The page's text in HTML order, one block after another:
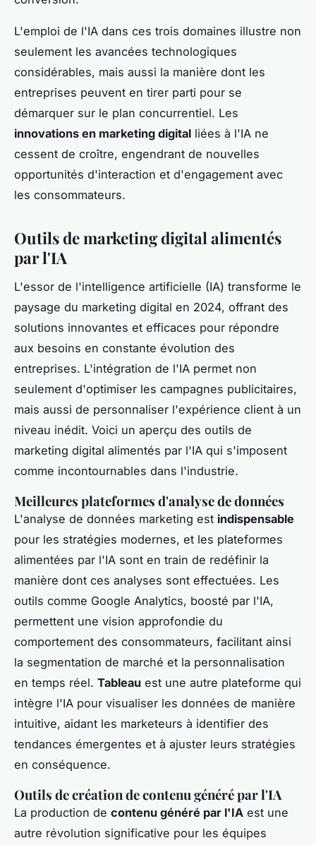
L'emploi de l'IA dans ces trois domaines illustre non
seulement les avancées technologiques
considérables, mais aussi la manière dont les
entreprises peuvent en tirer parti pour se
démarquer sur le plan concurrentiel. Les
innovations en marketing digital liées à l'IA ne
cessent de croître, engendrant de nouvelles
opportunités d'interaction et d'engagement avec
les consommateurs.
Outils de marketing digital alimentés
par l'IA
L'essor de l'intelligence artificielle (IA) transforme le
paysage du marketing digital en 2024, offrant des
solutions innovantes et efficaces pour répondre
aux besoins en constante évolution des
entreprises. L'intégration de l'IA permet non
seulement d'optimiser les campagnes publicitaires,
mais aussi de personnaliser l'expérience client à un
niveau inédit. Voici un aperçu des outils de
marketing digital alimentés par l'IA qui s'imposent
comme incontournables dans l'industrie.
Meilleures plateformes d'analyse de données
L'analyse de données marketing est indispensable
pour les stratégies modernes, et les plateformes
alimentées par l'IA sont en train de redéfinir la
manière dont ces analyses sont effectuées. Les
outils comme Google Analytics, boosté par l'IA,
permettent une vision approfondie du
comportement des consommateurs, facilitant ainsi
la segmentation de marché et la personnalisation
en temps réel. Tableau est une autre plateforme qui
intègre l'IA pour visualiser les données de manière
intuitive, aidant les marketeurs à identifier des
tendances émergentes et à ajuster leurs stratégies
en conséquence.
Outils de création de contenu généré par l'IA
La production de contenu généré par l'IA est une
autre révolution significative pour les équipes